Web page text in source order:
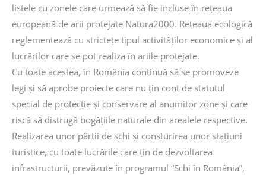
listele cu zonele care urmează să fie incluse în reţeaua
europeană de arii protejate Natura2000. Reţeaua ecologică
reglementează cu stricteţe tipul activităţilor economice şi al
lucrărilor care se pot realiza în ariile protejate.
Cu toate acestea, în România continuă să se promoveze
legi şi să aprobe proiecte care nu ţin cont de statutul
special de protecţie şi conservare al anumitor zone şi care
riscă să distrugă bogăţiile naturale din arealele respective.
Realizarea unor pârtii de schi şi consturirea unor staţiuni
turistice, cu toate lucrările care ţin de dezvoltarea
infrastructurii, prevăzute în programul “Schi în România”,